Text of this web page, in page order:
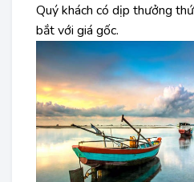
Quý khách có dịp thưởng
bắt với giá gốc.